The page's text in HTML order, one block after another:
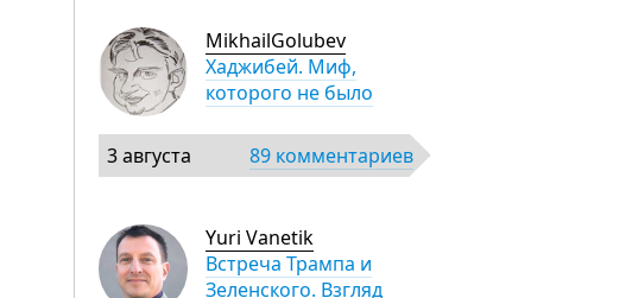
MikhailGolubev
Хаджибей. Миф,
которого не было
3 августа 89 комментариев
Yuri Vanetik
Встреча Трампа и
Зеленского. Взгляд